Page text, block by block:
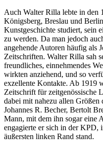
Auch Walter Rilla lebte in den
Königsberg, Breslau und
Kunstgeschichte studiert, sein
zu werden. Da man jedoch
angehende Autoren häufig als
Zeitschriften. Walter Rilla sah
freundliches, einnehmendes
wirkten anziehend, und so
exzellente Kontakte. Ab 1919
Zeitschrift für zeitgenössische
dabei mit nahezu allen
Johannes R. Becher, Bertolt
Mann, mit dem ihn sogar eine
engagierte er sich in der KPD,
äußersten linken Rand stand.